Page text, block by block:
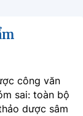
công văn
sai: toàn bộ
dược sâm